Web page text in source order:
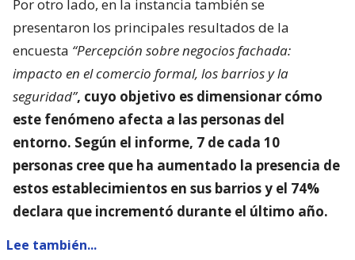
Por otro lado, en la instancia también se
presentaron los principales resultados de la
encuesta “Percepción sobre negocios fachada:
impacto en el comercio formal, los barrios y la
seguridad”, cuyo objetivo es dimensionar cómo
este fenómeno afecta a las personas del
entorno. Según el informe, 7 de cada 10
personas cree que ha aumentado la presencia de
estos establecimientos en sus barrios y el 74%
declara que incrementó durante el último año.
Lee también...